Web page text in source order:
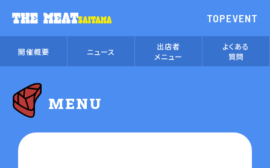
TOPEVENT
開催概要 ニュース
出店者
メニュー
よくある
質問
MENU